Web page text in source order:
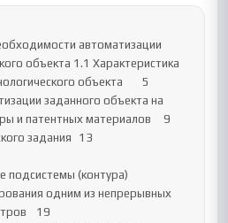
автоматизации
объекта 1.1 Характеристика
объекта	5
заданного объекта на
и патентных материалов	9
задания	13
подсистемы (контура)
одним из непрерывных
19